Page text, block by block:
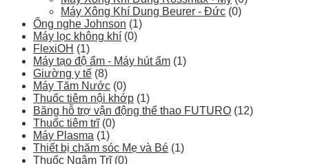
Máy Xông Khí Dung Beurer - Đức (0)
Ống nghe Johnson (1)
Máy lọc không khí (0)
FlexiOH (1)
Máy tạo độ ẩm - Máy hút ẩm (1)
Giường y tế (8)
Máy Tăm Nước (0)
Thuốc tiêm nội khớp (1)
Băng hỗ trợ vận động thể thao FUTURO (12)
Thuốc tiêm trĩ (0)
Máy Plasma (1)
Thiết bị chăm sóc Mẹ và Bé (1)
Thuốc Ngâm Trĩ (0)